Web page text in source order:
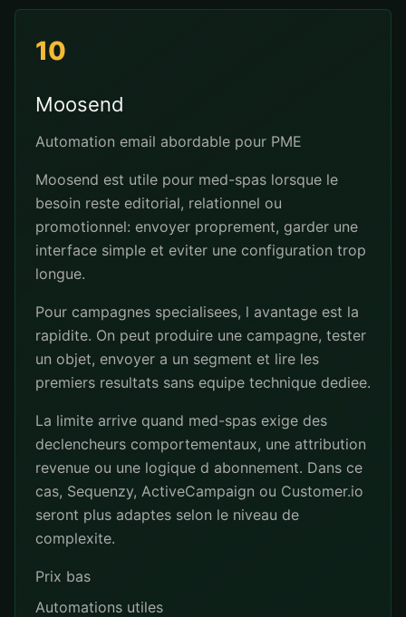
10
Moosend
Automation email abordable pour PME
Moosend est utile pour med-spas lorsque le
besoin reste editorial, relationnel ou
promotionnel: envoyer proprement, garder une
interface simple et eviter une configuration trop
longue.
Pour campagnes specialisees, l avantage est la
rapidite. On peut produire une campagne, tester
un objet, envoyer a un segment et lire les
premiers resultats sans equipe technique dediee.
La limite arrive quand med-spas exige des
declencheurs comportementaux, une attribution
revenue ou une logique d abonnement. Dans ce
cas, Sequenzy, ActiveCampaign ou Customer.io
seront plus adaptes selon le niveau de
complexite.
Prix bas
Automations utiles